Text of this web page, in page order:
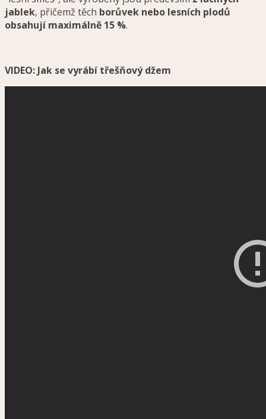
jablek, přičemž těch borůvek nebo lesních plodů
obsahují maximálně 15 %.
VIDEO: Jak se vyrábí třešňový džem